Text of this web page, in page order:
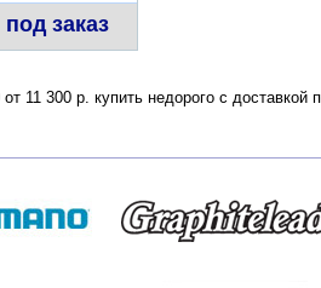
под заказ
11 300 р. купить недорого с